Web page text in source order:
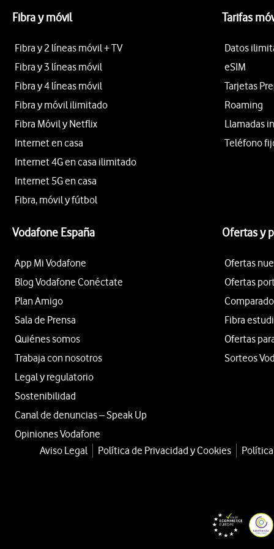
Fibra y móvil
Fibra y 2 líneas móvil + TV
Fibra y 3 líneas móvil
Fibra y 4 líneas móvil
Fibra y móvil ilimitado
Fibra Móvil y Netflix
Internet en casa
Internet 4G en casa ilimitado
Internet 5G en casa
Fibra, móvil y fútbol
Tarifas
Datos
eSIM
Tarjetas
Roaming
Llamadas
Teléfono
Vodafone España
App Mi Vodafone
Blog Vodafone Conéctate
Plan Amigo
Sala de Prensa
Quiénes somos
Trabaja con nosotros
Legal y regulatorio
Sostenibilidad
Canal de denuncias – Speak Up
Opiniones Vodafone
Ofertas y
Ofertas
Ofertas
Fibra
Ofertas
Sorteos
Aviso Legal Política de Privacidad y Cookies